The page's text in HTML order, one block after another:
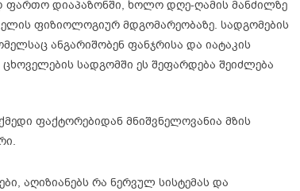
ფართო დიაპაზონში, ხოლო დღე-ღამის მანძილზე
ფიზიოლოგიურ მდგომარეობაზე. სადგომების
ანგარიშობენ ფანჯრისა და იატაკის
სადგომში ეს შეფარდება შეიძლება
ფაქტორებიდან მნიშვნელოვანია მზის
აღიზიანებს რა ნერვულ სისტემას და